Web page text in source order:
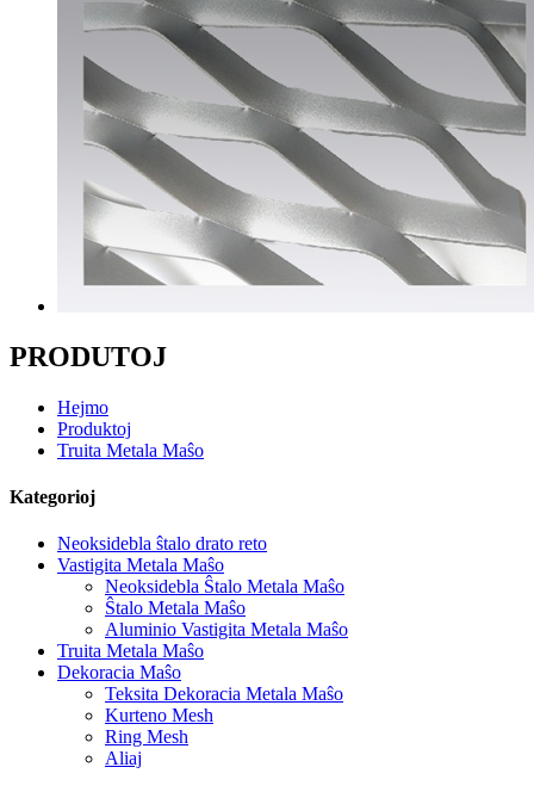
PRODUTOJ
Hejmo
Produktoj
Truita Metala Maŝo
Kategorioj
Neoksidebla ŝtalo drato reto
Vastigita Metala Maŝo
Neoksidebla Ŝtalo Metala Maŝo
Ŝtalo Metala Maŝo
Aluminio Vastigita Metala Maŝo
Truita Metala Maŝo
Dekoracia Maŝo
Teksita Dekoracia Metala Maŝo
Kurteno Mesh
Ring Mesh
Aliaj